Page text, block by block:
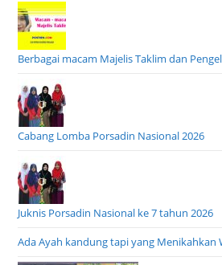
Berbagai macam Majelis Taklim dan
Cabang Lomba Porsadin Nasional 2026
Juknis Porsadin Nasional ke 7 tahun 2026
Ada Ayah kandung tapi yang Menikahkan